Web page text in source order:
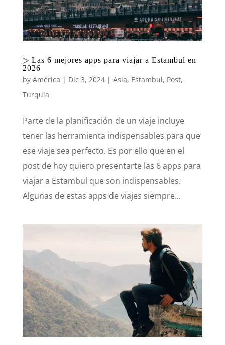
▷ Las 6 mejores apps para viajar a Estambul en
2026
by América | Dic 3, 2024| Asia, Estambul, Post,
Turquía
Parte de la planificación de un viaje incluye
tener las herramienta indispensables para que
ese viaje sea perfecto. Es por ello que en el
post de hoy quiero presentarte las 6 apps para
viajar a Estambul que son indispensables.
Algunas de estas apps de viajes siempre...